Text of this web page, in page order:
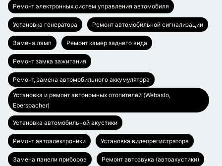
Ремонт электронных систем управления автомобиля
Установка генератора Ремонт автомобильной сигнализации
Замена ламп Ремонт камер заднего вида
Ремонт замка зажигания
Ремонт, замена автомобильного аккумулятора
Установка и ремонт автономных отопителей (Webasto,
Eberspacher)
Установка автомобильной акустики
Ремонт автоэлектроники Установка видеорегистратора
Замена панели приборов Ремонт автозвука (автоакустики)